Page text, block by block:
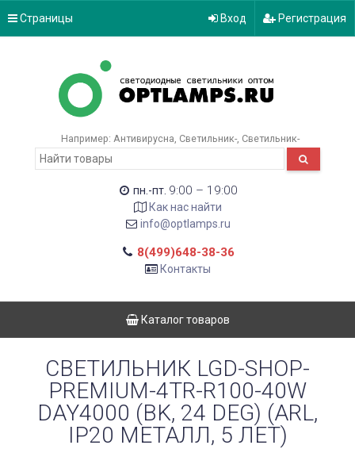
Страницы Вход Регистрация
Например: Антивирусна Светильник- Светильник-
пн.-пт. 9:00 – 19:00
Как нас найти
info@optlamps.ru
8(499)648-38-36
Контакты
Каталог товаров
СВЕТИЛЬНИК LGD-SHOP-
PREMIUM-4TR-R100-40W
DAY4000 (BK, 24 DEG) (ARL,
IP20 МЕТАЛЛ, 5 ЛЕТ)